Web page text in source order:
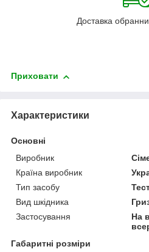
Доставка
Приховати
Характеристики
Основні
Виробник
Країна виробник
Тип засобу
Вид шкідника
Застосування
На
Габаритні розміри